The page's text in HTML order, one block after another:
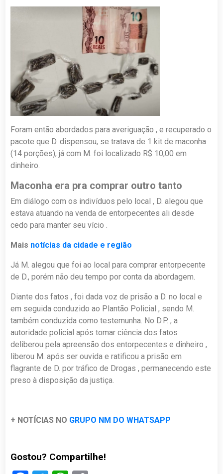
Foram então abordados para averiguação , e recuperado o
pacote que D. dispensou, se tratava de 1 kit de maconha
(14 porções), já com M. foi localizado R$ 10,00 em
dinheiro.
Maconha era pra comprar outro tanto
Em diálogo com os indivíduos pelo local , D. alegou que
estava atuando na venda de entorpecentes ali desde
cedo para manter seu vício .
Mais notícias da cidade e região
Já M. alegou que foi ao local para comprar entorpecente
de D., porém não deu tempo por conta da abordagem.
Diante dos fatos , foi dada voz de prisão a D. no local e
em seguida conduzido ao Plantão Policial , sendo M.
também conduzida como testemunha. No D.P. , a
autoridade policial após tomar ciência dos fatos
deliberou pela apreensão dos entorpecentes e dinheiro ,
liberou M. após ser ouvida e ratificou a prisão em
flagrante de D. por tráfico de Drogas , permanecendo este
preso à disposição da justiça.
+ NOTÍCIAS NO GRUPO NM DO WHATSAPP
Gostou? Compartilhe!